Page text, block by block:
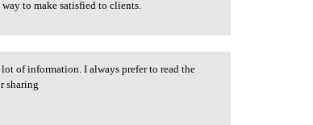
to make satisfied to clients.
of information. I always prefer to read the
sharing